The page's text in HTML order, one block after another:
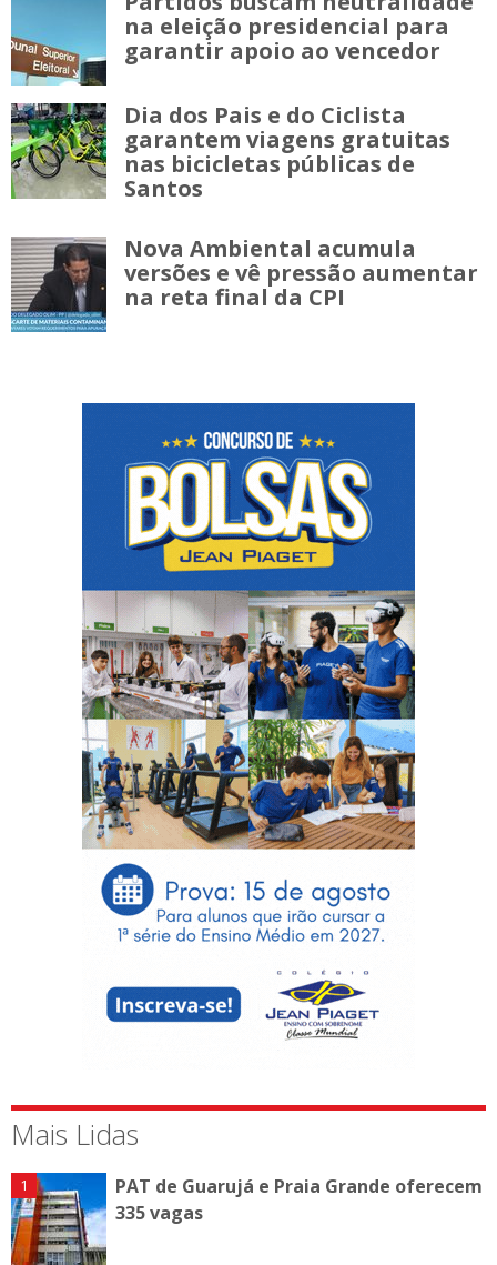
na eleição presidencial para
garantir apoio ao vencedor
Dia dos Pais e do Ciclista
garantem viagens gratuitas
nas bicicletas públicas de
Santos
Nova Ambiental acumula
versões e vê pressão aumentar
na reta final da CPI
Mais Lidas
PAT de Guarujá e Praia Grande oferecem
335 vagas